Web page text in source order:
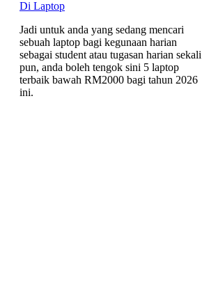
Di Laptop
Jadi untuk anda yang sedang mencari
sebuah laptop bagi kegunaan harian
sebagai student atau tugasan harian sekali
pun, anda boleh tengok sini 5 laptop
terbaik bawah RM2000 bagi tahun 2026
ini.